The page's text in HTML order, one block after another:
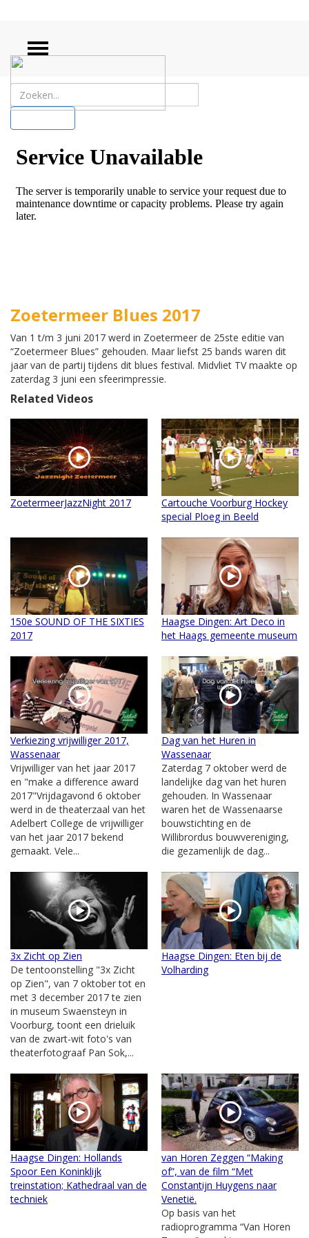
Zoetermeer Blues 2017
Van 1 t/m 3 juni 2017 werd in Zoetermeer de 25ste editie van
“Zoetermeer Blues” gehouden. Maar liefst 25 bands waren dit
jaar van de partij tijdens dit blues festival. Midvliet TV maakte op
zaterdag 3 juni een sfeerimpressie.
Related Videos
ZoetermeerJazzNight 2017
Cartouche Voorburg Hockey
special Ploeg in Beeld
150e SOUND OF THE SIXTIES
2017
Haagse Dingen: Art Deco in
het Haags gemeente museum
Verkiezing vrijwilliger 2017,
Wassenaar
Vrijwilliger van het jaar 2017
en "make a difference award
2017"Vrijdagavond 6 oktober
werd in de theaterzaal van het
Adelbert College de vrijwilliger
van het jaar 2017 bekend
gemaakt. Vele...
Dag van het Huren in
Wassenaar
Zaterdag 7 oktober werd de
landelijke dag van het huren
gehouden. In Wassenaar
waren het de Wassenaarse
bouwstichting en de
Willibrordus bouwvereniging,
die gezamenlijk de dag...
3x Zicht op Zien
De tentoonstelling "3x Zicht
op Zien", van 7 oktober tot en
met 3 december 2017 te zien
in museum Swaensteyn in
Voorburg, toont een drieluik
van de zwart-wit foto's van
theaterfotograaf Pan Sok,...
Haagse Dingen: Eten bij de
Volharding
Haagse Dingen: Hollands
Spoor Een Koninklijk
treinstation; Kathedraal van de
techniek
van Horen Zeggen “Making
of”, van de film “Met
Constantijn Huygens naar
Venetië.
Op basis van het
radioprogramma “Van Horen